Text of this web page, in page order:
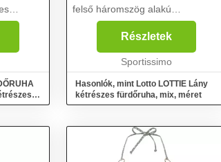
és
A
felső háromszög alakú
kosarakkal készült és hátul
kapcsolható be. A zsinór hossza
igény szerint igazítható, hogy a
felső tökéletesen álljo...
Részletek
Sportissimo
Hasonlók, mint Lotto LOTTIE Lány
kétrészes fürdőruha, mix, méret